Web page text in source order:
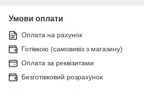
Умови оплати
Оплата на рахунок
Готівкою (самовивіз з магазину)
Оплата за реквізитами
Безготівковий розрахунок